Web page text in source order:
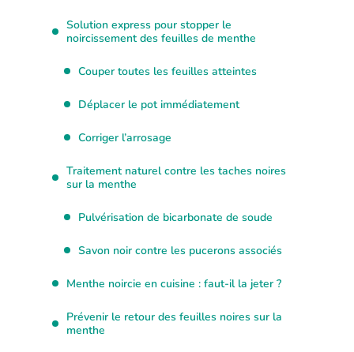
Solution express pour stopper le
noircissement des feuilles de menthe
Couper toutes les feuilles atteintes
Déplacer le pot immédiatement
Corriger l’arrosage
Traitement naturel contre les taches noires
sur la menthe
Pulvérisation de bicarbonate de soude
Savon noir contre les pucerons associés
Menthe noircie en cuisine : faut-il la jeter ?
Prévenir le retour des feuilles noires sur la
menthe